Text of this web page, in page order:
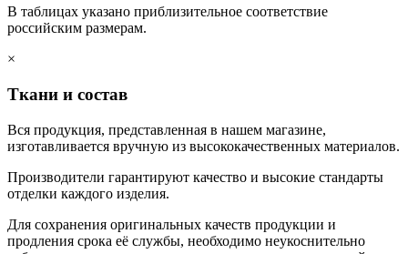
В таблицах указано приблизительное соответствие
российским размерам.
×
Ткани и состав
Вся продукция, представленная в нашем магазине,
изготавливается вручную из высококачественных материалов.
Производители гарантируют качество и высокие стандарты
отделки каждого изделия.
Для сохранения оригинальных качеств продукции и
продления срока её службы, необходимо неукоснительно